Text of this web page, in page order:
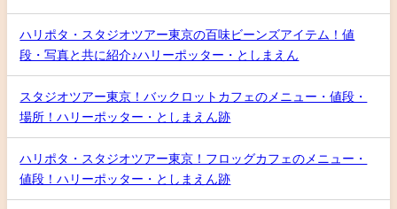
ハリポタ・スタジオツアー東京の百味ビーンズアイテム！値
段・写真と共に紹介♪ハリーポッター・としまえん
スタジオツアー東京！バックロットカフェのメニュー・値段・
場所！ハリーポッター・としまえん跡
ハリポタ・スタジオツアー東京！フロッグカフェのメニュー・
値段！ハリーポッター・としまえん跡